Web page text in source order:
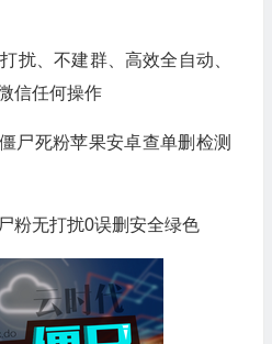
扰、不建群、高效全自动、
信任何操作
尸死粉苹果安卓查单删检测
粉无打扰0误删安全绿色